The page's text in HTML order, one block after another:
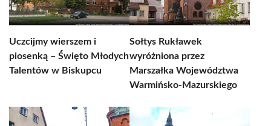
Uczcijmy wierszem i
piosenką – Święto Młodych
Talentów w Biskupcu
Sołtys Rukławek
wyróżniona przez
Marszałka Województwa
Warmińsko-Mazurskiego